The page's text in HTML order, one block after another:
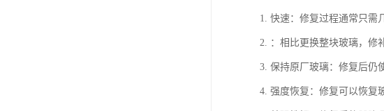
1. 快速：修复过程通常只需
2. ：相比更换整块玻璃，修
3. 保持原厂玻璃：修复后仍
4. 强度恢复：修复可以恢复